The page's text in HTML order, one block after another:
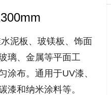
泥板、玻镁板、饰面
璃、金属等平面工
涂布。通用于UV漆、
漆和纳米涂料等。